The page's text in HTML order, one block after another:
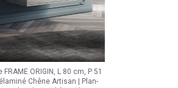
FRAME ORIGIN, L 80 cm, P 51
Chêne Artisan | Plan-